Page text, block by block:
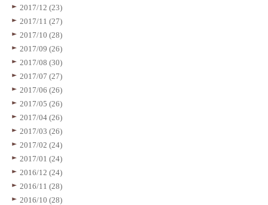
2017/12 (23)
2017/11 (27)
2017/10 (28)
2017/09 (26)
2017/08 (30)
2017/07 (27)
2017/06 (26)
2017/05 (26)
2017/04 (26)
2017/03 (26)
2017/02 (24)
2017/01 (24)
2016/12 (24)
2016/11 (28)
2016/10 (28)